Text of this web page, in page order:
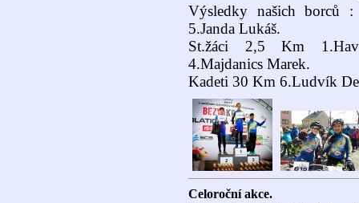
Výsledky našich borců
5.Janda Lukáš.
St.žáci 2,5 Km
4.Majdanics Marek.
Kadeti 30 Km 6.Ludvík
Celoroční akce.